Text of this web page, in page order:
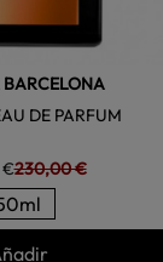
BARCELONA
DE PARFUM
€230,00 €